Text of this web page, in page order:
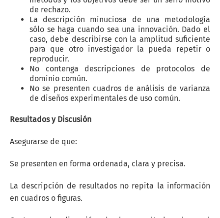
de rechazo.
La descripción minuciosa de una metodología
sólo se haga cuando sea una innovación. Dado el
caso, debe describirse con la amplitud suficiente
para que otro investigador la pueda repetir o
reproducir.
No contenga descripciones de protocolos de
dominio común.
No se presenten cuadros de análisis de varianza
de diseños experimentales de uso común.
Resultados y Discusión
Asegurarse de que:
Se presenten en forma ordenada, clara y precisa.
La descripción de resultados no repita la información
en cuadros o figuras.